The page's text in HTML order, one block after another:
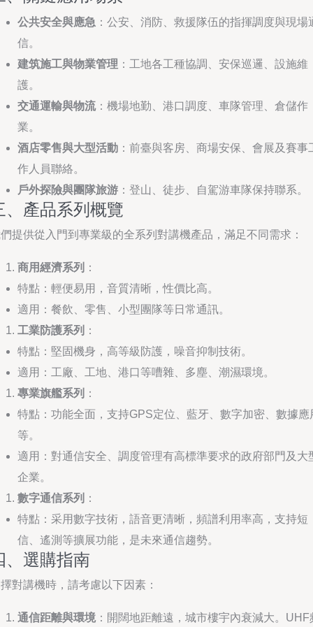
公共安全與應急 ：公安、消防、救援隊伍的指揮調度與現場
信。
建筑施工與物業管理 ：工地各工種協調、安保巡邏、設施維
護。
交通運輸與物流：機場地勤、港口調度、車隊管理、倉儲作
業。
酒店零售與大型活動 ：前臺與客房、商場安保、會展及賽事
作人員聯絡。
戶外探險與團隊旅游 ：登山、徒步、自駕游車隊保持聯系。
、產品系列概覽
提供從入門到專業級的全系列對講機產品，滿足不同需求：
商用經濟系列 ：
特點：輕便易用，音質清晰，性價比高。
適用：餐飲、零售、小型團隊等日常通訊。
工業防護系列 ：
特點：堅固機身，高等級防護，噪音抑制技術。
適用：工廠、工地、港口等嘈雜、多塵、潮濕環境。
專業旗艦系列 ：
特點：功能全面，支持GPS定位、藍牙、數字加密、數據應
等。
適用：對通信安全、調度管理有高標準要求的政府部門及大
企業。
數字通信系列 ：
特點：采用數字技術，語音更清晰，頻譜利用率高，支持短
信、遙測等擴展功能，是未來通信趨勢。
、選購指南
對講機時，請考慮以下因素：
通信距離與環境 ：開闊地距離遠，城市樓宇內衰減大。UHF